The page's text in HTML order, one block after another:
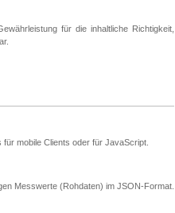
für die inhaltliche Richtigkeit,
mobile Clients oder für JavaScript.
Messwerte (Rohdaten) im JSON-Format.